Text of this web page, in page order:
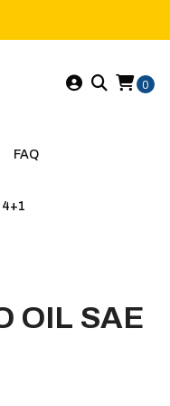
0
FAQ
4+1
OIL SAE